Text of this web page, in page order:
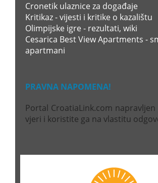
Cronetik ulaznice za događaje
Kritikaz - vijesti i kritike o kazalištu
Olimpijske igre - rezultati, wiki
Cesarica Best View Apartments -
apartmani
PRAVNA NAPOMENA!
Portal CroatiaLink.com
vjeri i koristite ga na vlastitu